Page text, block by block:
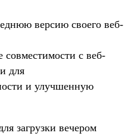
версию своего веб-
совместимости с веб-
для
и улучшенную
загрузки вечером